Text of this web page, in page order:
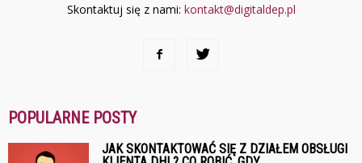
Skontaktuj się z nami: kontakt@digitaldep.pl
POPULARNE POSTY
JAK SKONTAKTOWAĆ SIĘ Z DZIAŁEM OBSŁUGI